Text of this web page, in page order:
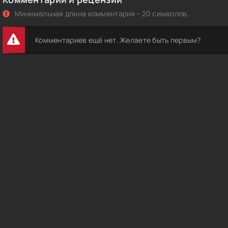
Минимальная длина комментария - 20 символов.
Комментариев ещё нет. Желаете быть первым?